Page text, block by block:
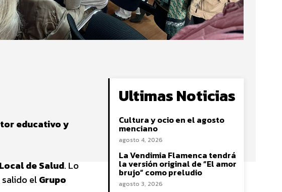
educativo y
de Salud. Lo
salido elGrupo
Ultimas Noticias
Cultura y ocio en el agosto
menciano
agosto 4, 2026
La Vendimia Flamenca tendrá
la versión original de “El amor
brujo” como preludio
agosto 3, 2026